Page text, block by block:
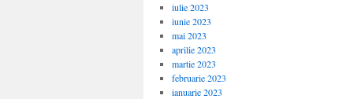
iulie 2023
iunie 2023
mai 2023
aprilie 2023
martie 2023
februarie 2023
ianuarie 2023